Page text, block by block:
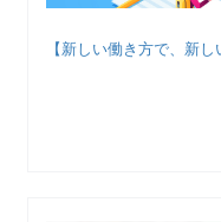
【新しい働き方で、新